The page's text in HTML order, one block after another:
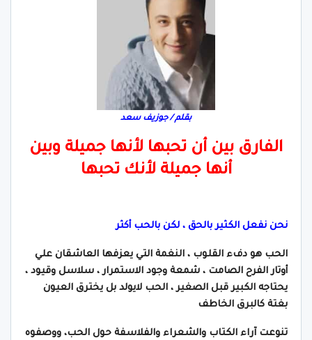
بقلم / جوزيف سعد
الفارق بين أن تحبها لأنها جميلة وبين
أنها جميلة لأنك تحبها
نحن نفعل الكثير بالحق ، لكن بالحب أكثر
الحب هو دفء القلوب ، النغمة التي يعزفها العاشقان علي
أوتار الفرح الصامت ، شمعة وجود الاستمرار ، سلاسل وقيود ،
يحتاجه الكبير قبل الصغير ، الحب لايولد بل يخترق العيون
بغتة كالبرق الخاطف
تنوعت آراء الكتاب والشعراء والفلاسفة حول الحب، ووصفوه